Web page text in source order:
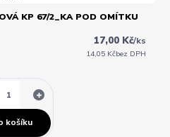
KP 67/2_KA POD OMÍTKU
17,00 Kč/ks
14,05 Kčbez DPH
košíku